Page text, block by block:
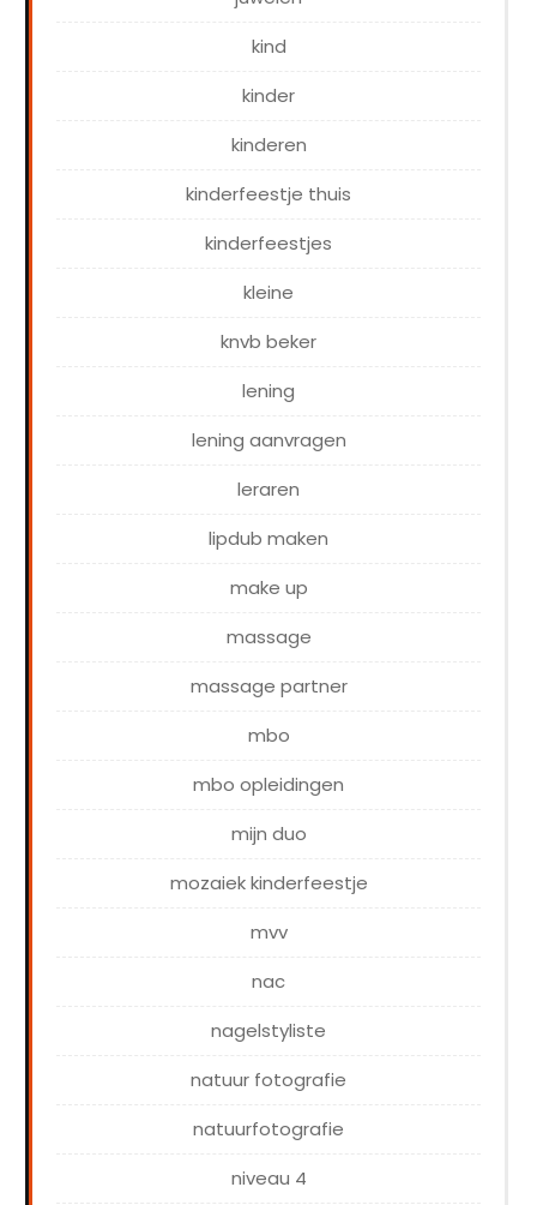
kind
kinder
kinderen
kinderfeestje thuis
kinderfeestjes
kleine
knvb beker
lening
lening aanvragen
leraren
lipdub maken
make up
massage
massage partner
mbo
mbo opleidingen
mijn duo
mozaiek kinderfeestje
mvv
nac
nagelstyliste
natuur fotografie
natuurfotografie
niveau 4